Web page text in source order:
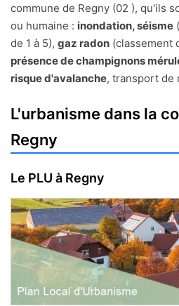
commune de Regny (02 ), qu'ils
ou humaine : inondation, séisme
de 1 à 5), gaz radon (classement
présence de champignons
risque d'avalanche, transport de
L'urbanisme dans la
Regny
Le PLU à Regny